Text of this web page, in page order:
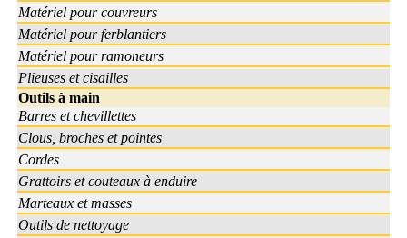
Matériel pour couvreurs
Matériel pour ferblantiers
Matériel pour ramoneurs
Plieuses et cisailles
Outils à main
Barres et chevillettes
Clous, broches et pointes
Cordes
Grattoirs et couteaux à enduire
Marteaux et masses
Outils de nettoyage